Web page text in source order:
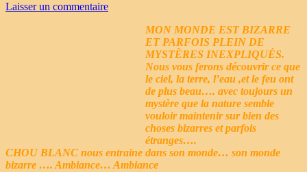
Laisser un commentaire
MON MONDE EST BIZARRE
ET PARFOIS PLEIN DE
MYSTÈRES INEXPLIQUÉS.
Nous vous ferons découvrir ce que
le ciel, la terre, l’eau ,et le feu ont
de plus beau…. avec toujours un
mystère que la nature semble
vouloir maintenir sur bien des
choses bizarres et parfois
étranges….
CHOU BLANC nous entraine dans son monde… son monde
bizarre …. Ambiance… Ambiance